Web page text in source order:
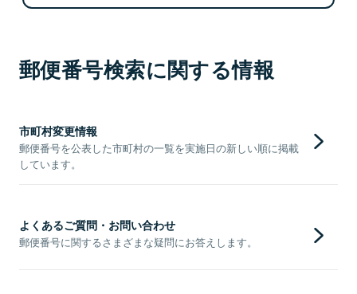
郵便番号検索に関する情報
市町村変更情報
郵便番号を公表した市町村の一覧を実施日の新しい順に掲載
しています。
よくあるご質問・お問い合わせ
郵便番号に関するさまざまな疑問にお答えします。